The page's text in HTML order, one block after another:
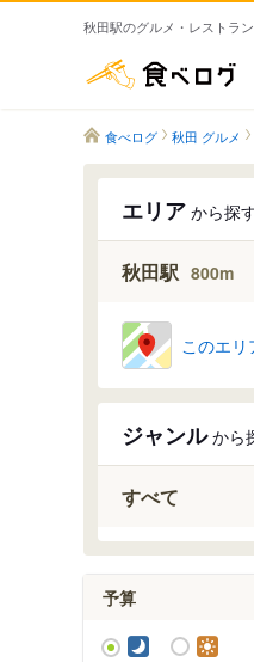
秋田駅のグルメ・レストラン
食べログ 秋田 グルメ
エリア から探
秋田駅 800m
このエ
ジャンルから
すべて
予算